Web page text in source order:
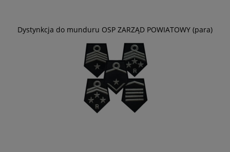
Dystynkcja do munduru OSP ZARZĄD POWIATOWY (para)